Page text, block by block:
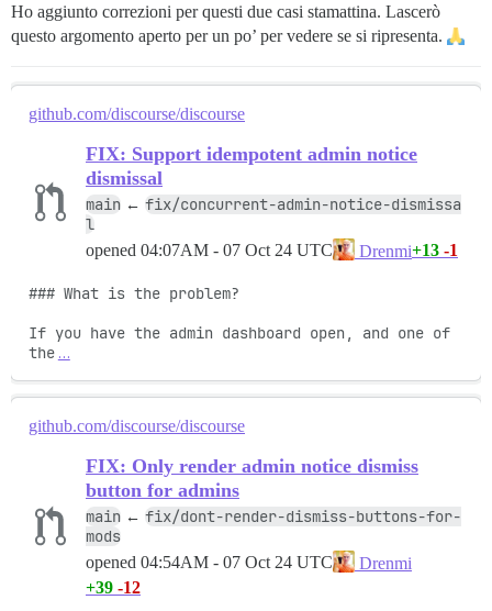
Ho aggiunto correzioni per questi due casi stamattina. Lascerò
questo argomento aperto per un po’ per vedere se si ripresenta.
github.com/discourse/discourse
FIX: Support idempotent admin notice
dismissal
main ← fix/concurrent-admin-notice-dismissa
l
opened 04:07AM - 07 Oct 24 UTC Drenmi+13 -1
### What is the problem?
If you have the admin dashboard open, and one of
the …
github.com/discourse/discourse
FIX: Only render admin notice dismiss
button for admins
main ← fix/dont-render-dismiss-buttons-for-
mods
opened 04:54AM - 07 Oct 24 UTC
Drenmi
+39 -12